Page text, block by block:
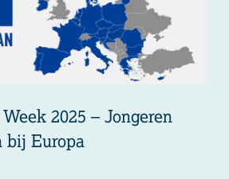
2025 – Jongeren
bij Europa